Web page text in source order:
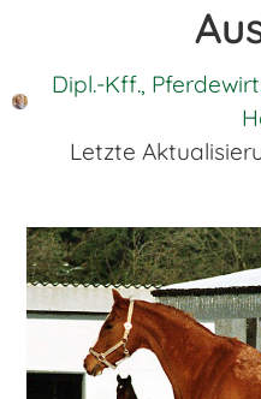
Dipl.-Kff.,
Letzte